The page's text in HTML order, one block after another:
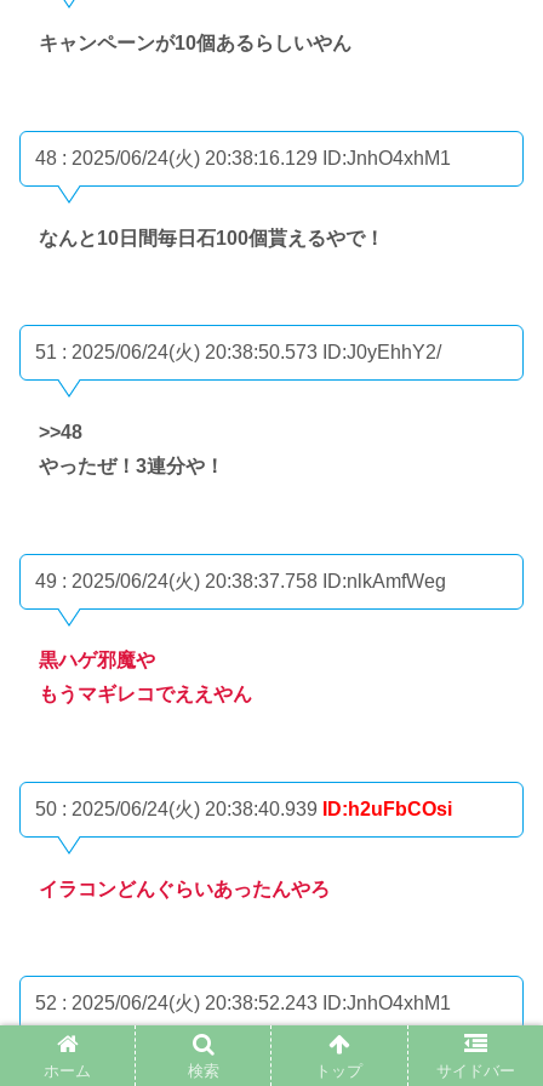
キャンペーンが10個あるらしいやん
48 : 2025/06/24(火) 20:38:16.129 ID:JnhO4xhM1
なんと10日間毎日石100個貰えるやで！
51 : 2025/06/24(火) 20:38:50.573 ID:J0yEhhY2/
>>48
やったぜ！3連分や！
49 : 2025/06/24(火) 20:38:37.758 ID:nlkAmfWeg
黒ハゲ邪魔や
もうマギレコでええやん
50 : 2025/06/24(火) 20:38:40.939 ID:h2uFbCOsi
イラコンどんぐらいあったんやろ
52 : 2025/06/24(火) 20:38:52.243 ID:JnhO4xhM1
ホーム 検索 トップ サイドバー